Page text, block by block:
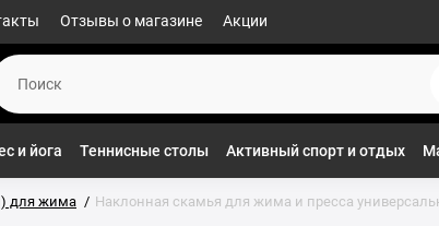
Отзывы о магазине Акции
и йога Теннисные столы Активный спорт и отдых
для жима Наклонная скамья для жима и пресса